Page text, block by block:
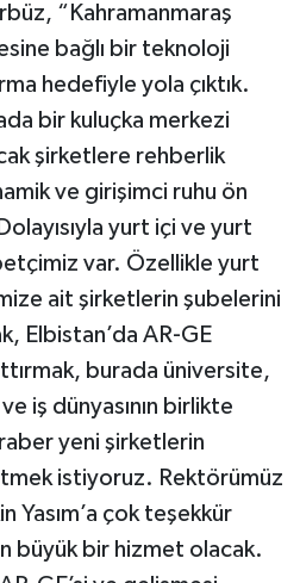
“Kahramanmaraş
bağlı bir teknoloji
hedefiyle yola çıktık.
bir kuluçka merkezi
şirketlere rehberlik
ve girişimci ruhu ön
yurt içi ve yurt
var. Özellikle yurt
ait şirketlerin şubelerini
Elbistan’da AR-GE
burada üniversite,
iş dünyasının birlikte
yeni şirketlerin
istiyoruz. Rektörümüz
Yasım’a çok teşekkür
büyük bir hizmet olacak.